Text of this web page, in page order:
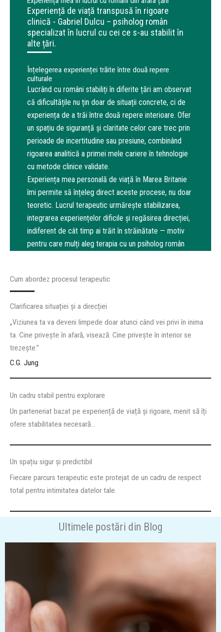
Experiență de viață transpusă în rigoare
clinică - Gabriel Dulcu – psiholog român
specializat în lucrul cu cei ce s-au stabilit în
alte țări.
Înțelegerea experienței trăite între două repere
culturale
Lucrând cu români stabiliți în diferite țări am observat
că dificultățile nu țin doar de situații concrete, ci de
experiența de a trăi între două repere interioare. Ofer
un spațiu de siguranță și claritate celor care trec prin
perioade de incertitudine sau presiune, combinând
rigoarea analitică a primei mele cariere în tehnologie
cu metode clinice validate.
Experiența mea personală de viață în Marea Britanie
îmi permite să înțeleg direct aceste procese, nu doar
teoretic. Lucrul terapeutic urmărește stabilizarea,
integrarea experiențelor dificile și regăsirea direcției,
indiferent de cât timp ai trăit în străinătate — motiv
pentru care mulți aleg terapia cu un psiholog român
Cum abordez procesul terapeutic
Clarificarea situației și a direcției
„Viziunea ta va deveni limpede doar atunci când vei privi în inima
ta. Cine privește în afară, visează. Cine privește în interior se
trezește.”
C.G. Jung
Un cadru stabil pentru explorare
Un parteneriat bazat pe experiență de viață și rigoare, menit să îți
ofere stabilitatea necesară…
Un spațiu sigur și predictibil
Fiecare parcurs terapeutic este protejat de un cadru de respect
total pentru intimitatea datelor tale.
Ultimele postări din Blog